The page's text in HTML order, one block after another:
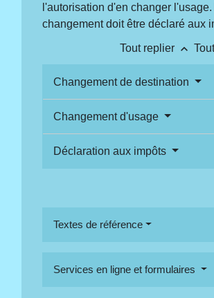
l'autorisation d'en changer
changement doit être déclaré aux
Tout replier keyboard_arrow_up
Changement de destination
Changement d'usage
Déclaration aux impôts
Textes de référence
Services en ligne et formulaires